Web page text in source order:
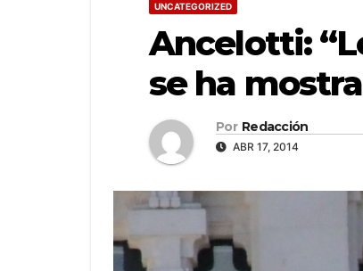
UNCATEGORIZED
Ancelotti:
se ha
Por Redacción
ABR 17, 2014